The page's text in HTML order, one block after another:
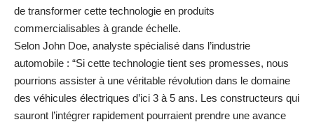
de transformer cette technologie en produits
commercialisables à grande échelle.
Selon John Doe, analyste spécialisé dans l’industrie
automobile : “Si cette technologie tient ses promesses, nous
pourrions assister à une véritable révolution dans le domaine
des véhicules électriques d’ici 3 à 5 ans. Les constructeurs qui
sauront l’intégrer rapidement pourraient prendre une avance